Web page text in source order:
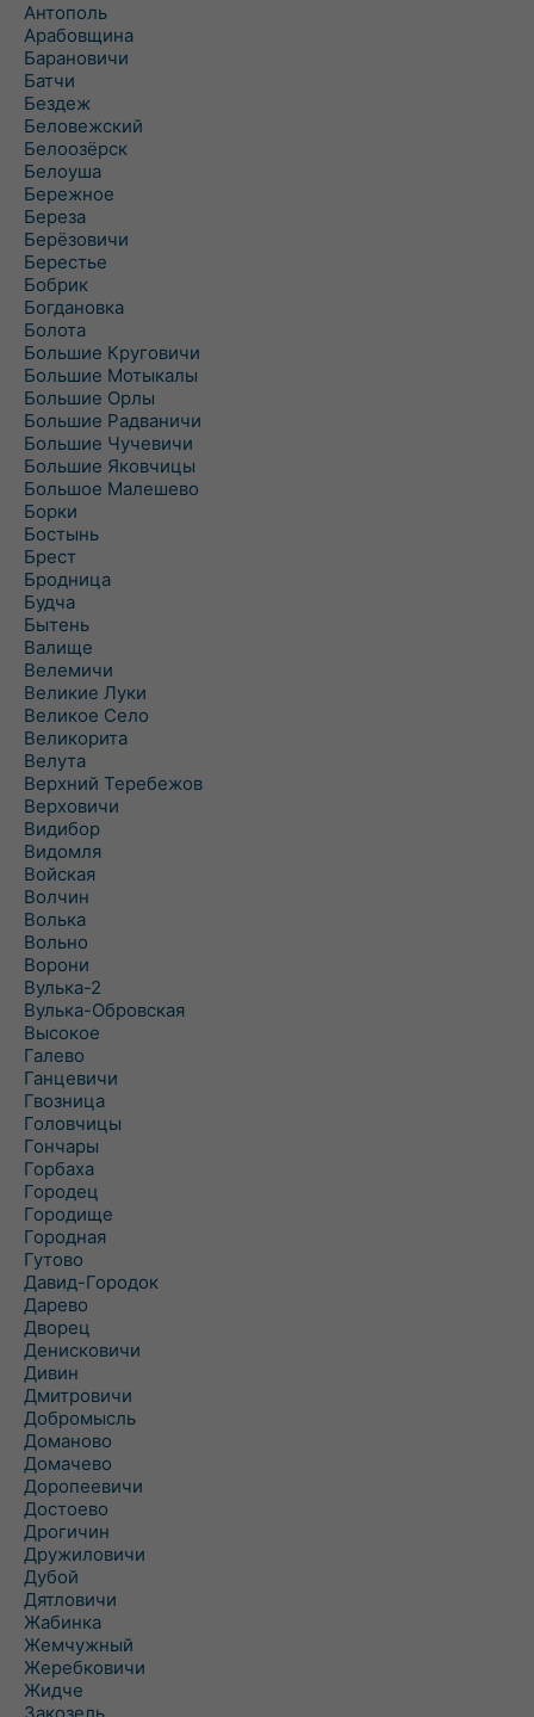
Антополь
Арабовщина
Барановичи
Батчи
Бездеж
Беловежский
Белоозёрск
Белоуша
Бережное
Береза
Берёзовичи
Берестье
Бобрик
Богдановка
Болота
Большие Круговичи
Большие Мотыкалы
Большие Орлы
Большие Радваничи
Большие Чучевичи
Большие Яковчицы
Большое Малешево
Борки
Бостынь
Брест
Бродница
Будча
Бытень
Валище
Велемичи
Великие Луки
Великое Село
Великорита
Велута
Верхний Теребежов
Верховичи
Видибор
Видомля
Войская
Волчин
Волька
Вольно
Ворони
Вулька-2
Вулька-Обровская
Высокое
Галево
Ганцевичи
Гвозница
Головчицы
Гончары
Горбаха
Городец
Городище
Городная
Гутово
Давид-Городок
Дарево
Дворец
Денисковичи
Дивин
Дмитровичи
Добромысль
Доманово
Домачево
Доропеевичи
Достоево
Дрогичин
Дружиловичи
Дубой
Дятловичи
Жабинка
Жемчужный
Жеребковичи
Жидче